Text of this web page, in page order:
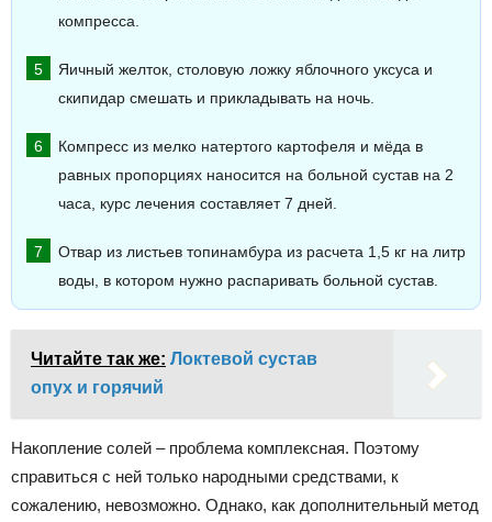
компресса.
Яичный желток, столовую ложку яблочного уксуса и
скипидар смешать и прикладывать на ночь.
Компресс из мелко натертого картофеля и мёда в
равных пропорциях наносится на больной сустав на 2
часа, курс лечения составляет 7 дней.
Отвар из листьев топинамбура из расчета 1,5 кг на литр
воды, в котором нужно распаривать больной сустав.
Читайте так же: Локтевой сустав
опух и горячий
Накопление солей – проблема комплексная. Поэтому
справиться с ней только народными средствами, к
сожалению, невозможно. Однако, как дополнительный метод